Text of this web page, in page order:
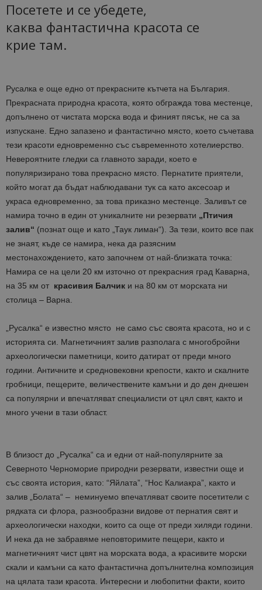
Посетете и се убедете,
каква фантастична красота се
крие там.
Русалка е още едно от прекрасните кътчета на България.
Прекрасната природна красота, която обгражда това местенце,
допълнено от чистата морска вода и финият пясък, не са за
изпускане. Едно запазено и фантастично място, което съчетава
тези красоти едновременно със съвременното хотелиерство.
Невероятните гледки са главното заради, което е
популяризирано това прекрасно място. Пернатите приятели,
който могат да бъдат наблюдавани тук са като аксесоар и
украса едновременно, за това приказно местенце. Заливът се
намира точно в един от уникалните ни резервати „Птичия
залив“ (познат още и като „Таук лиман“). За тези, които все пак
не знаят, къде се намира, нека да разясним
местонахождението, като започнем от най-близката точка:
Намира се на цели 20 км източно от прекрасния град Каварна,
на 35 км от красивия Балчик и на 80 км от морската ни
столица – Варна.
„Русалка“ е известно място не само със своята красота, но и с
историята си. Магнетичният залив разполага с многобройни
археологически паметници, които датират от преди много
години. Античните и средновековни крепости, както и скалните
гробници, пещерите, величествените камъни и до ден днешен
са популярни и впечатляват специалисти от цял свят, както и
много учени в тази област.
В близост до „Русалка“ сa и едни от най-популярните за
Северното Черноморие природни резервати, известни още и
със своята история, като: “Яйлата”, “Нос Калиакра”, както и
залив „Болата“ – неминуемо впечатляват своите посетители с
рядката си флора, разнообразни видове от пернатия свят и
археологически находки, които са още от преди хиляди години.
И нека да не забравяме неповторимите пещери, както и
магнетичният чист цвят на морската вода, а красивите морски
скали и камъни са като фантастична допълнителна композиция
на цялата тази красота. Интересни и любопитни факти, които